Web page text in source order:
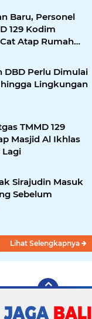
Baru, Personel
129 Kodim
Atap Rumah
DBD Perlu Dimulai
Lingkungan
TMMD 129
Masjid Al Ikhlas
Lagi
Sirajudin Masuk
Sebelum
Lihat Selengkapnya